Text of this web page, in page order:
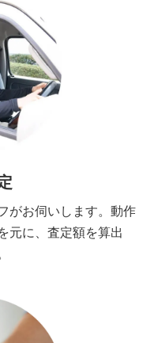
がお伺いします。動作
元に、査定額を算出